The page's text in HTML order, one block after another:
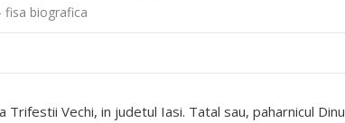
fisa biografica
Vechi, in judetul Iasi. Tatal sau, paharnicul Dinu